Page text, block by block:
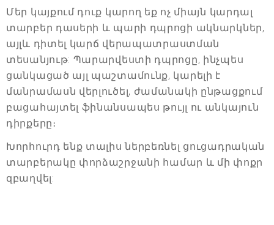
Մեր կայքում դուք կարող եք ոչ միայն կարդալ
տարբեր դասերի և պարի դպրոցի ակնարկներ,
այլև դիտել կարճ վերապատրաստման
տեսանյութ: Պարարվեստի դպրոցը, ինչպես
ցանկացած այլ պաշտամունք, կարելի է
մանրամասն վերլուծել, ժամանակի ընթացքում
բացահայտել ֆինանսապես թույլ ու անկայուն
դիրքերը։
Խորհուրդ ենք տալիս ներբեռնել ցուցադրական
տարբերակը փորձաշրջանի համար և մի փոքր
զբաղվել: